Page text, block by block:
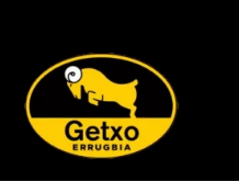
content